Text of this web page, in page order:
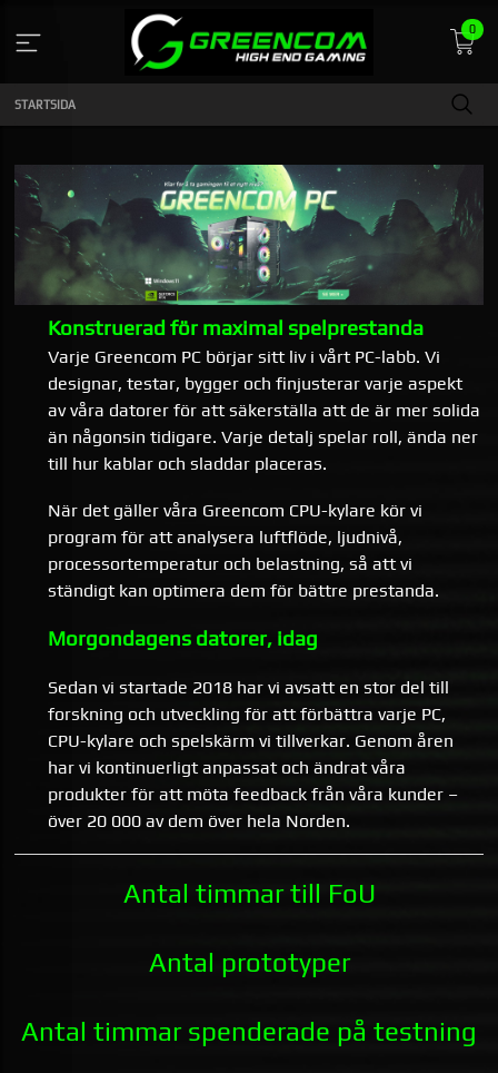
innehåll
0
STARTSIDA
​Konstruerad för maximal spelprestanda
Varje Greencom PC börjar sitt liv i vårt PC-labb. Vi
designar, testar, bygger och finjusterar varje aspekt
av våra datorer för att säkerställa att de är mer solida
än någonsin tidigare. Varje detalj spelar roll, ända ner
till hur kablar och sladdar placeras.
När det gäller våra Greencom CPU-kylare kör vi
program för att analysera luftflöde, ljudnivå,
processortemperatur och belastning, så att vi
ständigt kan optimera dem för bättre prestanda.
Morgondagens datorer, idag
Sedan vi startade 2018 har vi avsatt en stor del till
forskning och utveckling för att förbättra varje PC,
CPU-kylare och spelskärm vi tillverkar. Genom åren
har vi kontinuerligt anpassat och ändrat våra
produkter för att möta feedback från våra kunder –
över 20 000 av dem över hela Norden.
Antal timmar till FoU
Antal prototyper
Antal timmar spenderade på testning